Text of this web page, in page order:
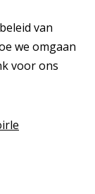
van
we omgaan
voor ons